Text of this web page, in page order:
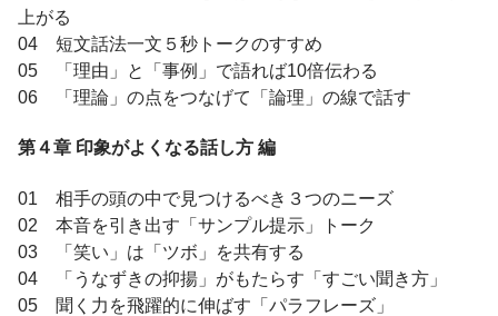
上がる
04 短文話法一文５秒トークのすすめ
05 「理由」と「事例」で語れば10倍伝わる
06 「理論」の点をつなげて「論理」の線で話す
第４章 印象がよくなる話し方 編
01 相手の頭の中で見つけるべき３つのニーズ
02 本音を引き出す「サンプル提示」トーク
03 「笑い」は「ツボ」を共有する
04 「うなずきの抑揚」がもたらす「すごい聞き方」
05 聞く力を飛躍的に伸ばす「パラフレーズ」